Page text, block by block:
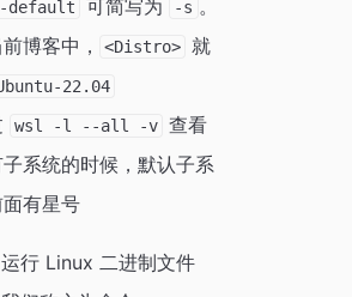
default 可简写为 -s 。
博客中，
<Distro> 就
22.04
wsl -l --all -v 查看
子系统的时候，默认子系
有星号
行 Linux 二进制文件